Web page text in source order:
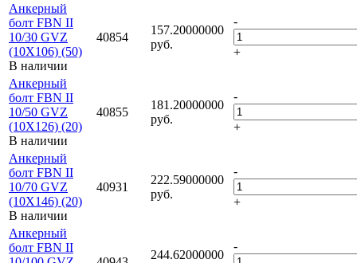
Анкерный
болт FBN II
10/30 GVZ
(10X106) (50)
В наличии
40854
157.20000000
руб.
-
+
Анкерный
болт FBN II
10/50 GVZ
(10X126) (20)
В наличии
40855
181.20000000
руб.
-
+
Анкерный
болт FBN II
10/70 GVZ
(10X146) (20)
В наличии
40931
222.59000000
руб.
-
+
Анкерный
болт FBN II
244.62000000
-